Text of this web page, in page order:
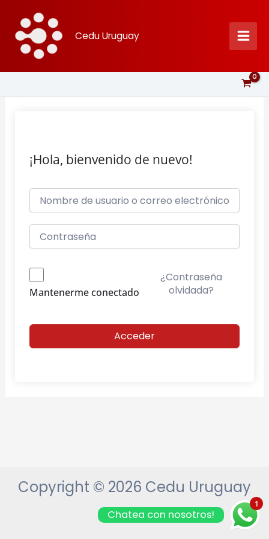
contenido
Cedu Uruguay
¡Hola, bienvenido de nuevo!
Mantenerme conectado
¿Contraseña
olvidada?
Acceder
Copyright © 2026 Cedu Uruguay
1
Chatea con nosotros!